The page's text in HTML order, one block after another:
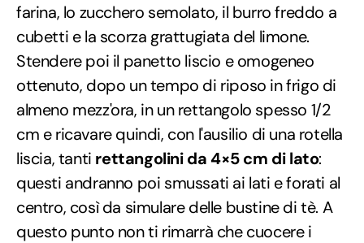
farina, lo zucchero semolato, il burro freddo a
cubetti e la scorza grattugiata del limone.
Stendere poi il panetto liscio e omogeneo
ottenuto, dopo un tempo di riposo in frigo di
almeno mezz'ora, in un rettangolo spesso 1/2
cm e ricavare quindi, con l'ausilio di una rotella
liscia, tanti rettangolini da 4×5 cm di lato:
questi andranno poi smussati ai lati e forati al
centro, così da simulare delle bustine di tè. A
questo punto non ti rimarrà che cuocere i